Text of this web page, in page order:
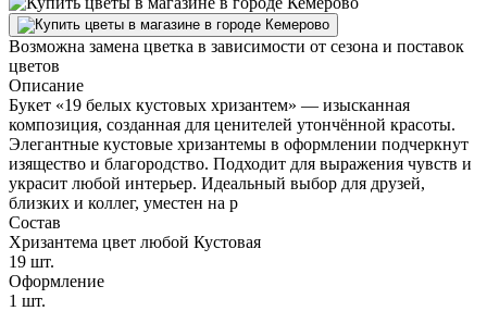
Возможна замена цветка в зависимости от сезона и поставок
цветов
Описание
Букет «19 белых кустовых хризантем» — изысканная
композиция, созданная для ценителей утончённой красоты.
Элегантные кустовые хризантемы в оформлении подчеркнут
изящество и благородство. Подходит для выражения чувств и
украсит любой интерьер. Идеальный выбор для друзей,
близких и коллег, уместен на р
Состав
Хризантема цвет любой Кустовая
19 шт.
Оформление
1 шт.